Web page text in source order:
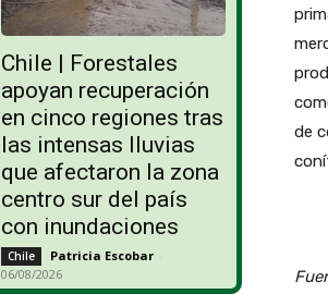
Chile | Forestales
apoyan recuperación
en cinco regiones tras
las intensas lluvias
que afectaron la zona
centro sur del país
con inundaciones
Chile Patricia Escobar -
06/08/2026
de